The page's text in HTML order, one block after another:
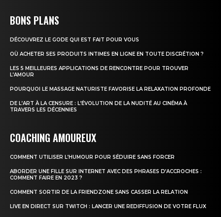
BONS PLANS
DÉCOUVREZ LE GODE QUI EST FAIT POUR VOUS
OÙ ACHETER SES PRODUITS INTIMES EN LIGNE EN TOUTE DISCRÉTION ?
LES 5 MEILLEURES APPLICATIONS DE RENCONTRE POUR TROUVER
L’AMOUR
POURQUOI LE MASSAGE NATURISTE FAVORISE LA RELAXATION PROFONDE
DE L’ART À LA CENSURE : L’ÉVOLUTION DE LA NUDITÉ AU CINÉMA À
TRAVERS LES DÉCENNIES
COACHING AMOUREUX
COMMENT UTILISER L’HUMOUR POUR SÉDUIRE SANS FORCER
ABORDER UNE FILLE SUR INTERNET AVEC DES PHRASES D’ACCROCHES :
COMMENT FAIRE EN 2023 ?
COMMENT SORTIR DE LA FRIENDZONE SANS CASSER LA RELATION
LIVE EN DIRECT SUR TWITCH : LANCER UNE REDIFFUSION DE VOTRE FLUX